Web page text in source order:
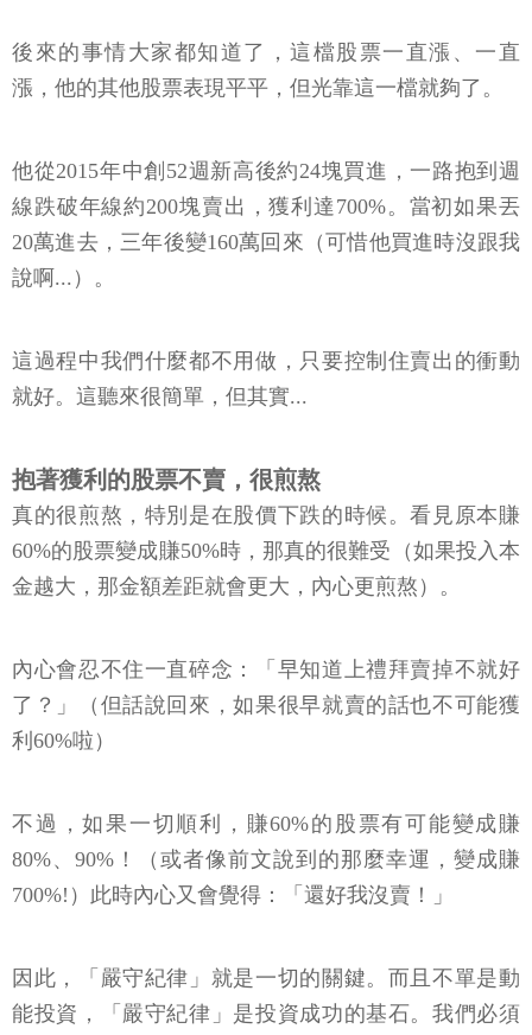
後來的事情大家都知道了，這檔股票一直漲、一直
漲，他的其他股票表現平平，但光靠這一檔就夠了。
他從2015年中創52週新高後約24塊買進，一路抱到週
線跌破年線約200塊賣出，獲利達700%。當初如果丟
20萬進去，三年後變160萬回來（可惜他買進時沒跟我
說啊...）。
這過程中我們什麼都不用做，只要控制住賣出的衝動
就好。這聽來很簡單，但其實...
抱著獲利的股票不賣，很煎熬
真的很煎熬，特別是在股價下跌的時候。看見原本賺
60%的股票變成賺50%時，那真的很難受（如果投入本
金越大，那金額差距就會更大，內心更煎熬）。
內心會忍不住一直碎念：「早知道上禮拜賣掉不就好
了？」（但話說回來，如果很早就賣的話也不可能獲
利60%啦）
不過，如果一切順利，賺60%的股票有可能變成賺
80%、90%！（或者像前文說到的那麼幸運，變成賺
700%!）此時內心又會覺得：「還好我沒賣！」
因此，「嚴守紀律」就是一切的關鍵。而且不單是動
能投資，「嚴守紀律」是投資成功的基石。我們必須